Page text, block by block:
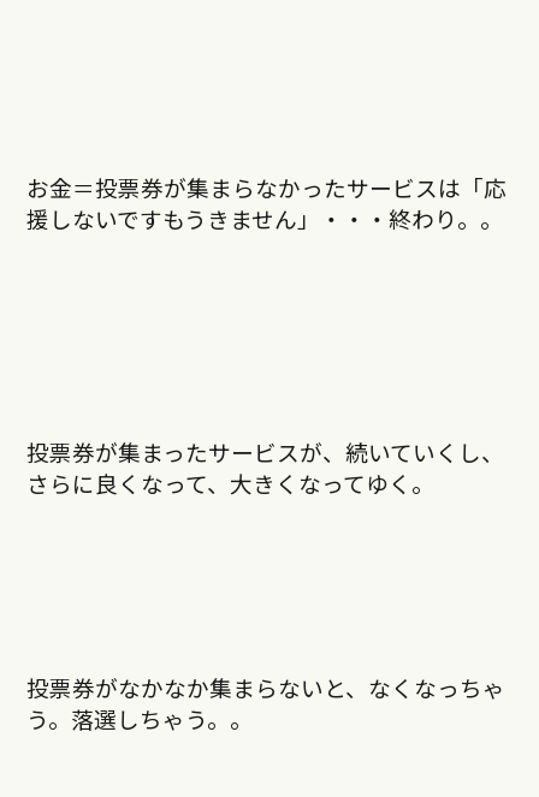
お金＝投票券が集まらなかったサービスは「応
援しないですもうきません」・・・終わり。。
投票券が集まったサービスが、続いていくし、
さらに良くなって、大きくなってゆく。
投票券がなかなか集まらないと、なくなっちゃ
う。落選しちゃう。。